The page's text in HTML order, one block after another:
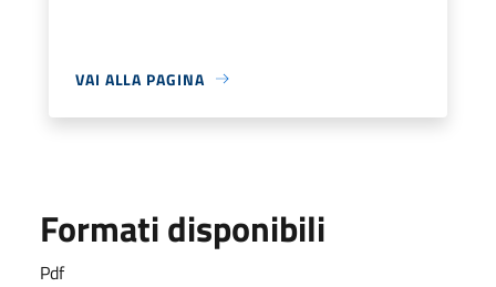
VAI ALLA PAGINA
Formati disponibili
Pdf